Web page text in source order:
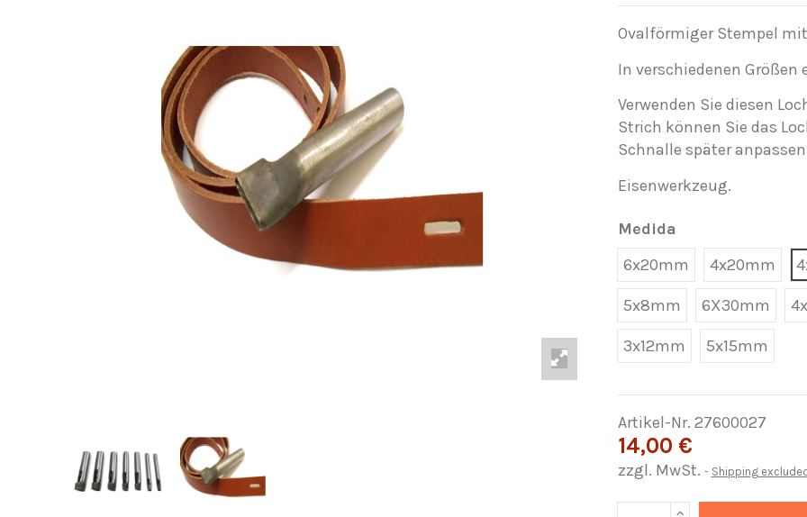
Ovalförmiger Stempel
In verschiedenen Größen
Verwenden Sie diesen
Strich können Sie das
Schnalle später
Eisenwerkzeug.
Medida
6x20mm
4x20mm
5x8mm 6X30mm
3x12mm 5x15mm
Artikel-Nr. 27600027
14,00 €
zzgl. MwSt. Shipping excluded